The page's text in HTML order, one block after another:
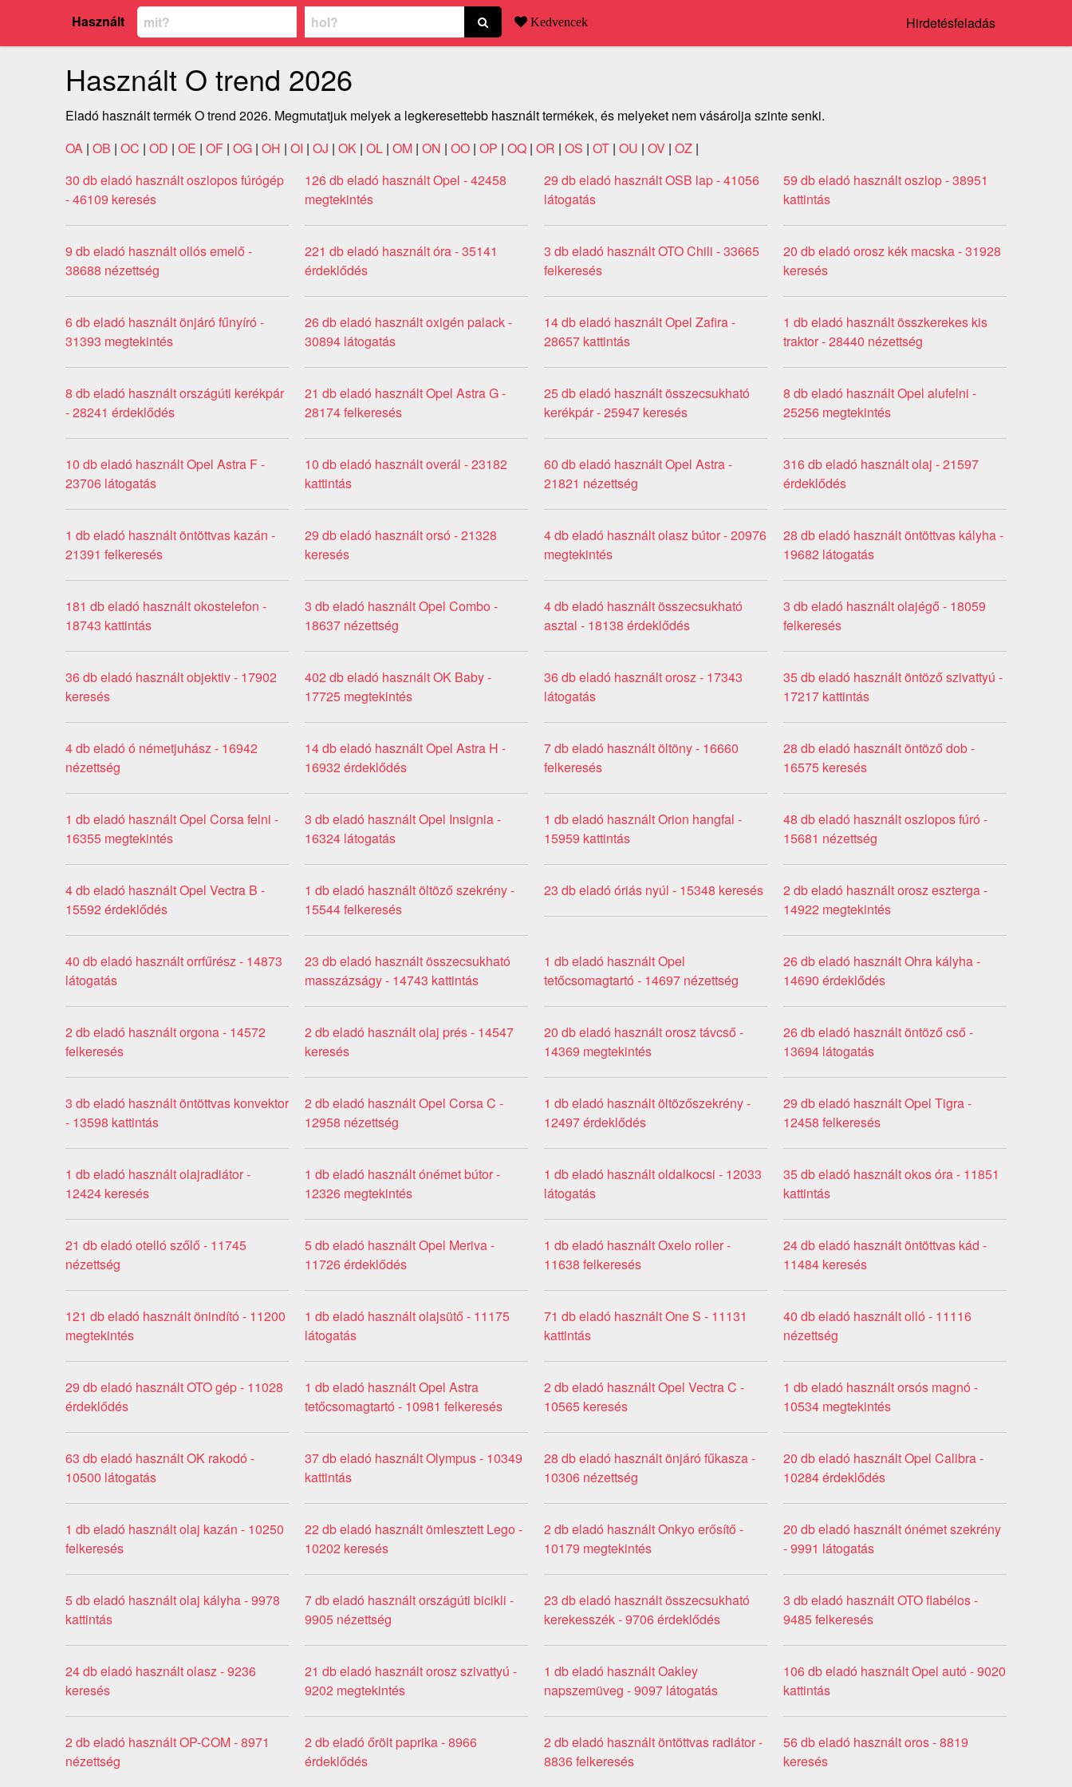
Használt Kedvencek Hirdetésfeladás
Használt O trend 2026
Eladó használt termék O trend 2026. Megmutatjuk melyek a legkeresettebb használt termékek, és melyeket nem vásárolja szinte senki.
OA | OB | OC | OD | OE | OF | OG | OH | OI | OJ | OK | OL | OM | ON | OO | OP | OQ | OR | OS | OT | OU | OV | OZ |
30 db eladó használt oszlopos fúrógép
- 46109 keresés
126 db eladó használt Opel - 42458
megtekintés
29 db eladó használt OSB lap - 41056
látogatás
59 db eladó használt oszlop - 38951
kattintás
9 db eladó használt ollós emelő -
38688 nézettség
221 db eladó használt óra - 35141
érdeklődés
3 db eladó használt OTO Chili - 33665
felkeresés
20 db eladó orosz kék macska - 31928
keresés
6 db eladó használt önjáró fűnyíró -
31393 megtekintés
26 db eladó használt oxigén palack -
30894 látogatás
14 db eladó használt Opel Zafira -
28657 kattintás
1 db eladó használt összkerekes kis
traktor - 28440 nézettség
8 db eladó használt országúti kerékpár
- 28241 érdeklődés
21 db eladó használt Opel Astra G -
28174 felkeresés
25 db eladó használt összecsukható
kerékpár - 25947 keresés
8 db eladó használt Opel alufelni -
25256 megtekintés
10 db eladó használt Opel Astra F -
23706 látogatás
10 db eladó használt overál - 23182
kattintás
60 db eladó használt Opel Astra -
21821 nézettség
316 db eladó használt olaj - 21597
érdeklődés
1 db eladó használt öntöttvas kazán -
21391 felkeresés
29 db eladó használt orsó - 21328
keresés
4 db eladó használt olasz bútor - 20976
megtekintés
28 db eladó használt öntöttvas kályha -
19682 látogatás
181 db eladó használt okostelefon -
18743 kattintás
3 db eladó használt Opel Combo -
18637 nézettség
4 db eladó használt összecsukható
asztal - 18138 érdeklődés
3 db eladó használt olajégő - 18059
felkeresés
36 db eladó használt objektiv - 17902
keresés
402 db eladó használt OK Baby -
17725 megtekintés
36 db eladó használt orosz - 17343
látogatás
35 db eladó használt öntöző szivattyú -
17217 kattintás
4 db eladó ó németjuhász - 16942
nézettség
14 db eladó használt Opel Astra H -
16932 érdeklődés
7 db eladó használt öltöny - 16660
felkeresés
28 db eladó használt öntöző dob -
16575 keresés
1 db eladó használt Opel Corsa felni -
16355 megtekintés
3 db eladó használt Opel Insignia -
16324 látogatás
1 db eladó használt Orion hangfal -
15959 kattintás
48 db eladó használt oszlopos fúró -
15681 nézettség
4 db eladó használt Opel Vectra B -
15592 érdeklődés
1 db eladó használt öltöző szekrény -
15544 felkeresés
23 db eladó óriás nyúl - 15348 keresés
2 db eladó használt orosz eszterga -
14922 megtekintés
40 db eladó használt orrfűrész - 14873
látogatás
23 db eladó használt összecsukható
masszázságy - 14743 kattintás
1 db eladó használt Opel
tetőcsomagtartó - 14697 nézettség
26 db eladó használt Ohra kályha -
14690 érdeklődés
2 db eladó használt orgona - 14572
felkeresés
2 db eladó használt olaj prés - 14547
keresés
20 db eladó használt orosz távcső -
14369 megtekintés
26 db eladó használt öntöző cső -
13694 látogatás
3 db eladó használt öntöttvas konvektor
- 13598 kattintás
2 db eladó használt Opel Corsa C -
12958 nézettség
1 db eladó használt öltözőszekrény -
12497 érdeklődés
29 db eladó használt Opel Tigra -
12458 felkeresés
1 db eladó használt olajradiátor -
12424 keresés
1 db eladó használt ónémet bútor -
12326 megtekintés
1 db eladó használt oldalkocsi - 12033
látogatás
35 db eladó használt okos óra - 11851
kattintás
21 db eladó otelló szőlő - 11745
nézettség
5 db eladó használt Opel Meriva -
11726 érdeklődés
1 db eladó használt Oxelo roller -
11638 felkeresés
24 db eladó használt öntöttvas kád -
11484 keresés
121 db eladó használt önindító - 11200
megtekintés
1 db eladó használt olajsütő - 11175
látogatás
71 db eladó használt One S - 11131
kattintás
40 db eladó használt olló - 11116
nézettség
29 db eladó használt OTO gép - 11028
érdeklődés
1 db eladó használt Opel Astra
tetőcsomagtartó - 10981 felkeresés
2 db eladó használt Opel Vectra C -
10565 keresés
1 db eladó használt orsós magnó -
10534 megtekintés
63 db eladó használt OK rakodó -
10500 látogatás
37 db eladó használt Olympus - 10349
kattintás
28 db eladó használt önjáró fűkasza -
10306 nézettség
20 db eladó használt Opel Calibra -
10284 érdeklődés
1 db eladó használt olaj kazán - 10250
felkeresés
22 db eladó használt ömlesztett Lego -
10202 keresés
2 db eladó használt Onkyo erősítő -
10179 megtekintés
20 db eladó használt ónémet szekrény
- 9991 látogatás
5 db eladó használt olaj kályha - 9978
kattintás
7 db eladó használt országúti bicikli -
9905 nézettség
23 db eladó használt összecsukható
kerekesszék - 9706 érdeklődés
3 db eladó használt OTO flabélos -
9485 felkeresés
24 db eladó használt olasz - 9236
keresés
21 db eladó használt orosz szivattyú -
9202 megtekintés
1 db eladó használt Oakley
napszemüveg - 9097 látogatás
106 db eladó használt Opel autó - 9020
kattintás
2 db eladó használt OP-COM - 8971
nézettség
2 db eladó őrölt paprika - 8966
érdeklődés
2 db eladó használt öntöttvas radiátor -
8836 felkeresés
56 db eladó használt oros - 8819
keresés